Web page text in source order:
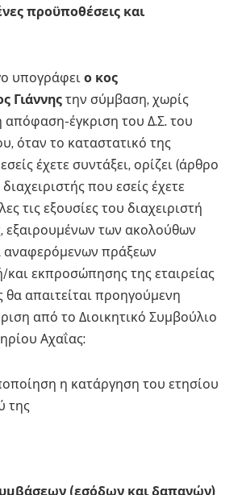
προϋποθέσεις και
υπογράφει ο κος
Γιάννης την σύμβαση, χωρίς
έγκριση του Δ.Σ. του
όταν το καταστατικό της
έχετε συντάξει, ορίζει (άρθρο
που εσείς έχετε
τις εξουσίες του διαχειριστή
εξαιρουμένων των ακολούθων
αναφερόμενων πράξεων
και εκπροσώπησης της εταιρείας
θα απαιτείται προηγούμενη
από το Διοικητικό Συμβούλιο
Αχαΐας:
η κατάργηση του ετησίου
της
(εσόδων και δαπανών)